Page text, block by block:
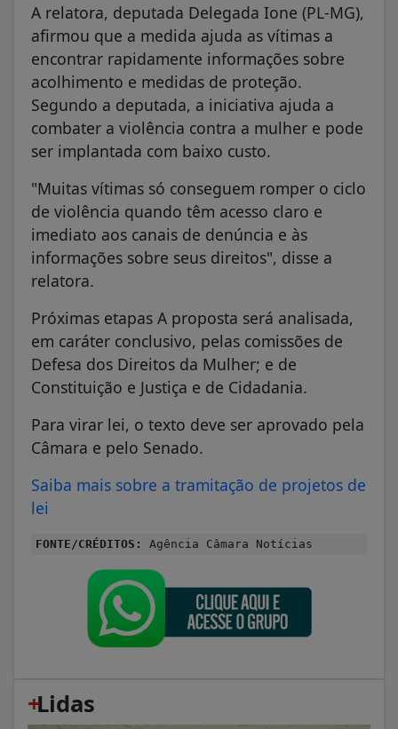
A relatora, deputada Delegada Ione (PL-MG),
afirmou que a medida ajuda as vítimas a
encontrar rapidamente informações sobre
acolhimento e medidas de proteção.
Segundo a deputada, a iniciativa ajuda a
combater a violência contra a mulher e pode
ser implantada com baixo custo.
"Muitas vítimas só conseguem romper o ciclo
de violência quando têm acesso claro e
imediato aos canais de denúncia e às
informações sobre seus direitos", disse a
relatora.
Próximas etapas A proposta será analisada,
em caráter conclusivo, pelas comissões de
Defesa dos Direitos da Mulher; e de
Constituição e Justiça e de Cidadania.
Para virar lei, o texto deve ser aprovado pela
Câmara e pelo Senado.
Saiba mais sobre a tramitação de projetos de
lei
FONTE/CRÉDITOS: Agência Câmara Notícias
+
Lidas